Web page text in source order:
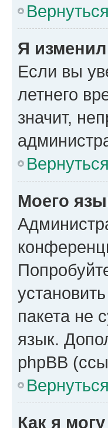
Я
Если вы
летнего
значит,
Моего
пакета не
язык.
phpBB
Как я